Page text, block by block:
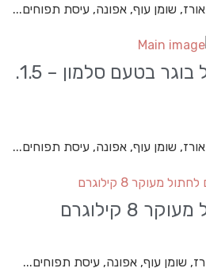
בריט פרמיום לחתול בוגר בטעם סלמון – 1.5.
8 קילוגרם